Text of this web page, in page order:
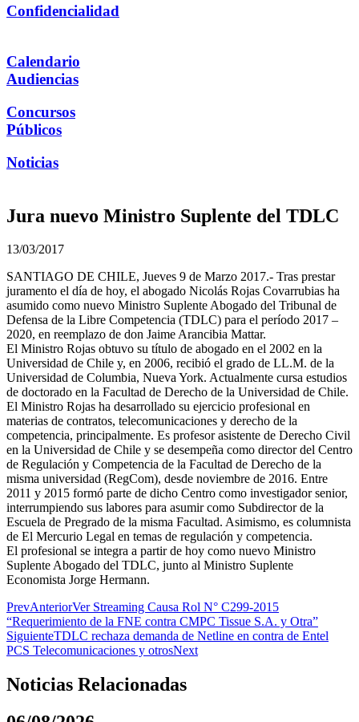
Confidencialidad
Calendario
Audiencias
Concursos
Públicos
Noticias
Jura nuevo Ministro Suplente del TDLC
13/03/2017
SANTIAGO DE CHILE, Jueves 9 de Marzo 2017.- Tras prestar
juramento el día de hoy, el abogado Nicolás Rojas Covarrubias ha
asumido como nuevo Ministro Suplente Abogado del Tribunal de
Defensa de la Libre Competencia (TDLC) para el período 2017 –
2020, en reemplazo de don Jaime Arancibia Mattar.
El Ministro Rojas obtuvo su título de abogado en el 2002 en la
Universidad de Chile y, en 2006, recibió el grado de LL.M. de la
Universidad de Columbia, Nueva York. Actualmente cursa estudios
de doctorado en la Facultad de Derecho de la Universidad de Chile.
El Ministro Rojas ha desarrollado su ejercicio profesional en
materias de contratos, telecomunicaciones y derecho de la
competencia, principalmente. Es profesor asistente de Derecho Civil
en la Universidad de Chile y se desempeña como director del Centro
de Regulación y Competencia de la Facultad de Derecho de la
misma universidad (RegCom), desde noviembre de 2016. Entre
2011 y 2015 formó parte de dicho Centro como investigador senior,
interrumpiendo sus labores para asumir como Subdirector de la
Escuela de Pregrado de la misma Facultad. Asimismo, es columnista
de El Mercurio Legal en temas de regulación y competencia.
El profesional se integra a partir de hoy como nuevo Ministro
Suplente Abogado del TDLC, junto al Ministro Suplente
Economista Jorge Hermann.
PrevAnteriorVer Streaming Causa Rol N° C299-2015
“Requerimiento de la FNE contra CMPC Tissue S.A. y Otra”
SiguienteTDLC rechaza demanda de Netline en contra de Entel
PCS Telecomunicaciones y otrosNext
Noticias Relacionadas